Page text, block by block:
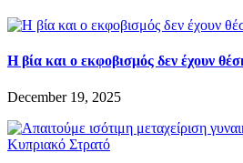
Η βία και ο εκφοβισμός δεν έχουν
December 19, 2025